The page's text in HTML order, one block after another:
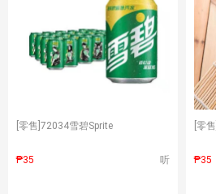
[零售] 72034雪碧Sprite
₱35 听
[零售]
₱35